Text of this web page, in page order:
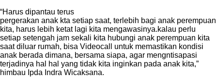
“Harus dipantau terus
pergerakan anak kta setiap saat, terlebih bagi anak perempuan
kita, harus lebih ketat lagi kita mengawasinya.kalau perlu
setiap setengah jam sekali kita hubungi anak perempuan kita
saat diluar rumah, bisa Videocall untuk memastikan kondisi
anak berada dimana, bersama siapa, agar mengntisapasi
terjadinya hal hal yang tidak kita inginkan pada anak kita,”
himbau Ipda Indra Wicaksana.